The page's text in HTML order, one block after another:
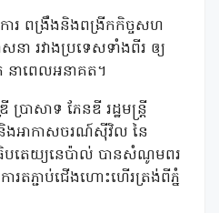
ការ ពង្រឹងនិងពង្រីកកិច្ចសហ
ា រវាងប្រទេសទាំងពីរ ឲ្យ
នាពេលអនាគត។
រាសាទ ភែនឌី រដ្ឋមន្ត្រី
ងអាកាសចរណ៍ស៊ីវិល នៃ
បតេយ្យនេប៉ាល់ បានសំណូមពរ
ារតភ្ជាប់ជើងហោះហើរត្រង់ពីភ្នំ